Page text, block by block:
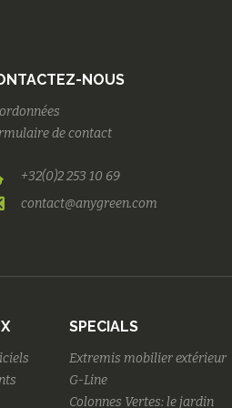
NOUS
de contact
+32(0)2 253 10 69
contact@anygreen.com
SPECIALS
Extremis mobilier extérieur
G-Line
Colonnes Vertes: le jardin